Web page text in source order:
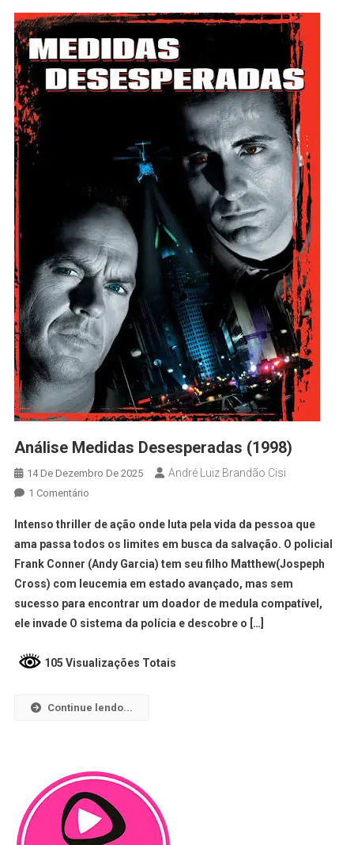
Análise Medidas Desesperadas (1998)
14 De Dezembro De 2025 André Luiz Brandão Cisi
1 Comentário
Intenso thriller de ação onde luta pela vida da pessoa que
ama passa todos os limites em busca da salvação. O policial
Frank Conner (Andy Garcia) tem seu filho Matthew(Jospeph
Cross) com leucemia em estado avançado, mas sem
sucesso para encontrar um doador de medula compatível,
ele invade O sistema da polícia e descobre o […]
105 Visualizações Totais
Continue lendo...